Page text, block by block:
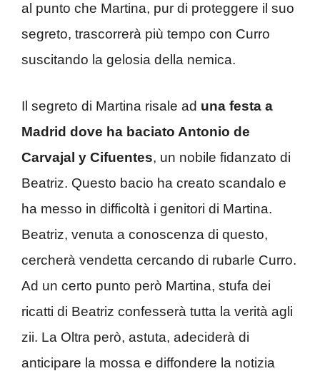
al punto che Martina, pur di proteggere il suo
segreto, trascorrerà più tempo con Curro
suscitando la gelosia della nemica.
Il segreto di Martina risale ad una festa a
Madrid dove ha baciato Antonio de
Carvajal y Cifuentes, un nobile fidanzato di
Beatriz. Questo bacio ha creato scandalo e
ha messo in difficoltà i genitori di Martina.
Beatriz, venuta a conoscenza di questo,
cercherà vendetta cercando di rubarle Curro.
Ad un certo punto però Martina, stufa dei
ricatti di Beatriz confesserà tutta la verità agli
zii. La Oltra però, astuta, adeciderà di
anticipare la mossa e diffondere la notizia